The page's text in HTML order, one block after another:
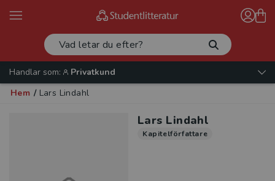
Handlar som:
Privatkund
Hem / Lars Lindahl
Lars Lindahl
Kapitelförfattare